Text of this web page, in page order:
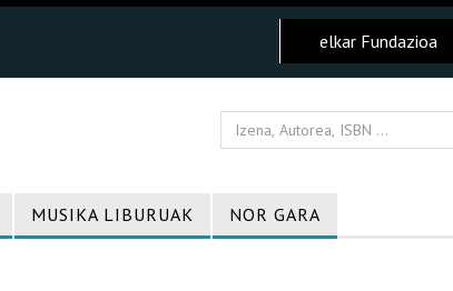
elkar Fundazioa
MUSIKA LIBURUAK NOR GARA